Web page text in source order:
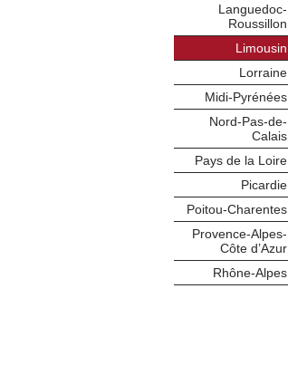
Languedoc-
Roussillon
Limousin
Lorraine
Midi-Pyrénées
Nord-Pas-de-
Calais
Pays de la Loire
Picardie
Poitou-Charentes
Provence-Alpes-
Côte d’Azur
Rhône-Alpes